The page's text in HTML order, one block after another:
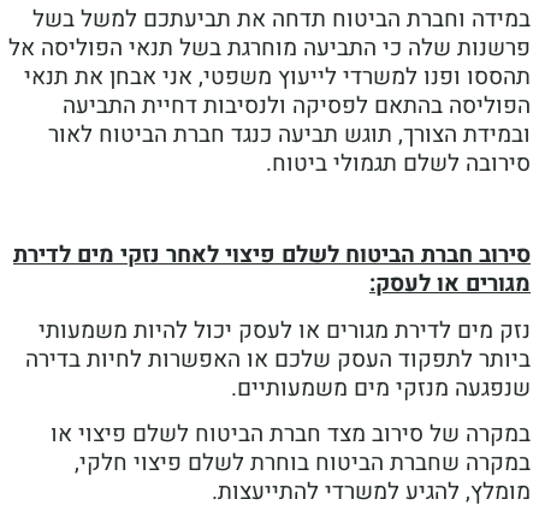
וחברת הביטוח תדחה את תביעתכם למשל בשל
שלה כי התביעה מוחרגת בשל תנאי הפוליסה אל
ופנו למשרדי לייעוץ משפטי, אני אבחן את תנאי
בהתאם לפסיקה ולנסיבות דחיית התביעה
הצורך, תוגש תביעה כנגד חברת הביטוח לאור
לשלם תגמולי ביטוח.
חברת הביטוח לשלם פיצוי לאחר נזקי מים לדירת
או לעסק:
מים לדירת מגורים או לעסק יכול להיות משמעותי
לתפקוד העסק שלכם או האפשרות לחיות בדירה
מנזקי מים משמעותיים.
של סירוב מצד חברת הביטוח לשלם פיצוי או
שחברת הביטוח בוחרת לשלם פיצוי חלקי,
להגיע למשרדי להתייעצות.